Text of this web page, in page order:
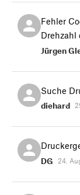
Fehler
Drehzahl
Jürgen
Suche
diehard
DG 24.